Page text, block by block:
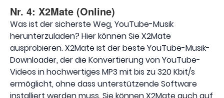
Nr. 4: X2Mate (Online)
Was ist der sicherste Weg, YouTube-Musik
herunterzuladen? Hier können Sie X2Mate
ausprobieren. X2Mate ist der beste YouTube-Musik-
Downloader, der die Konvertierung von YouTube-
Videos in hochwertiges MP3 mit bis zu 320 Kbit/s
ermöglicht, ohne dass unterstützende Software